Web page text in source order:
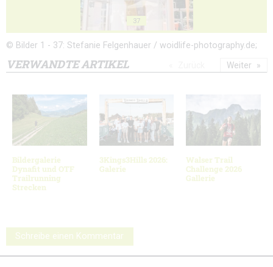
37
© Bilder 1 - 37: Stefanie Felgenhauer / woidlife-photography.de;
VERWANDTE ARTIKEL
Bildergalerie
Dynafit und OTF
Trailrunning
Strecken
3Kings3Hills 2026:
Galerie
Walser Trail
Challenge 2026
Gallerie
Weiter
Schreibe einen Kommentar